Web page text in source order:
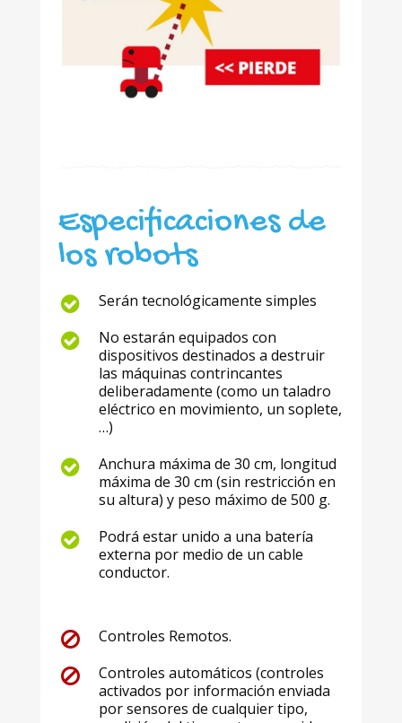
Especificaciones de
los robots
Serán tecnológicamente simples
No estarán equipados con
dispositivos destinados a destruir
las máquinas contrincantes
deliberadamente (como un taladro
eléctrico en movimiento, un soplete,
…)
Anchura máxima de 30 cm, longitud
máxima de 30 cm (sin restricción en
su altura) y peso máximo de 500 g.
Podrá estar unido a una batería
externa por medio de un cable
conductor.
Controles Remotos.
Controles automáticos (controles
activados por información enviada
por sensores de cualquier tipo,